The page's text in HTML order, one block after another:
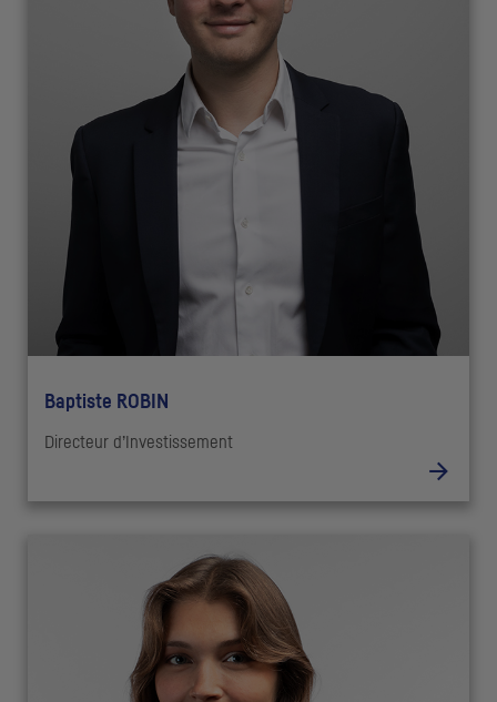
Baptiste ROBIN
Directeur d’Investissement